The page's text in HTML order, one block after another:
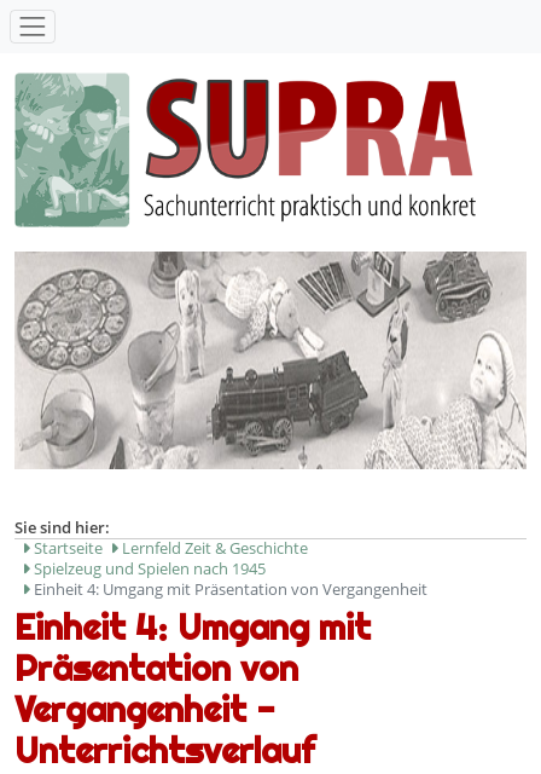
SUPRA - Sachunterricht praktisch und konkret
Sie sind hier:
Startseite
Lernfeld Zeit & Geschichte
Spielzeug und Spielen nach 1945
Einheit 4: Umgang mit Präsentation von Vergangenheit
Einheit 4: Umgang mit
Präsentation von
Vergangenheit -
Unterrichtsverlauf